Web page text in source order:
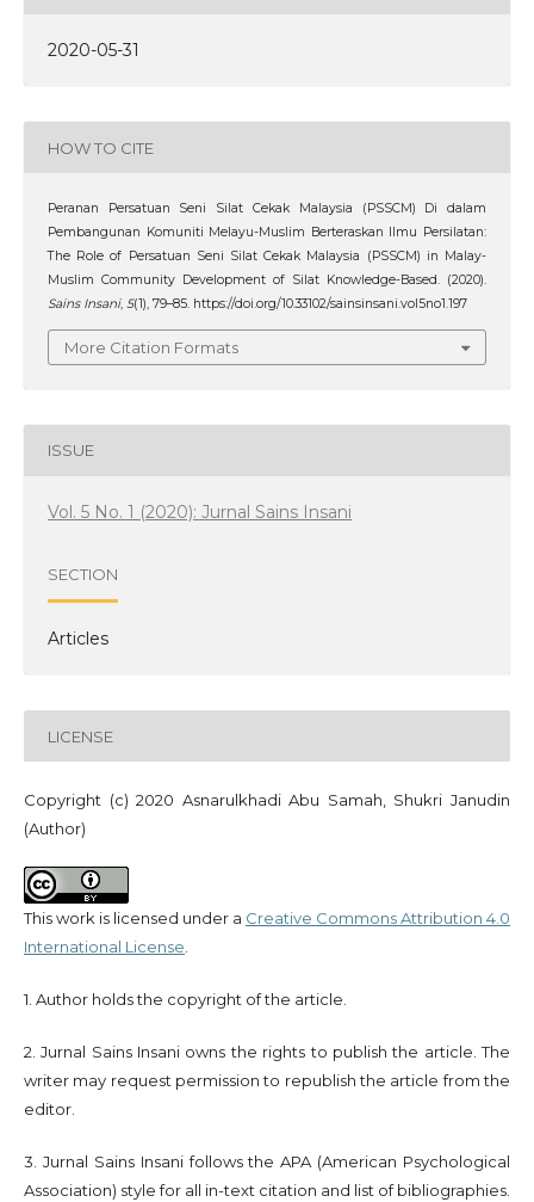
2020-05-31
HOW TO CITE
Peranan Persatuan Seni Silat Cekak Malaysia (PSSCM) Di dalam
Pembangunan Komuniti Melayu-Muslim Berteraskan Ilmu Persilatan:
The Role of Persatuan Seni Silat Cekak Malaysia (PSSCM) in Malay-
Muslim Community Development of Silat Knowledge-Based. (2020).
Sains Insani, 5(1), 79–85. https://doi.org/10.33102/sainsinsani.vol5no1.197
More Citation Formats
ISSUE
Vol. 5 No. 1 (2020): Jurnal Sains Insani
SECTION
Articles
LICENSE
Copyright (c) 2020 Asnarulkhadi Abu Samah, Shukri Janudin
(Author)
This work is licensed under a Creative Commons Attribution 4.0
International License
1. Author holds the copyright of the article.
2. Jurnal Sains Insani owns the rights to publish the article. The
writer may request permission to republish the article from the
editor.
3. Jurnal Sains Insani follows the APA (American Psychological
Association) style for all in-text citation and list of bibliographies.